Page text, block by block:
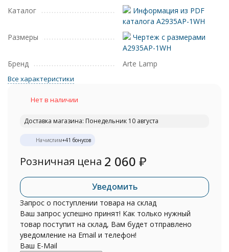
Каталог
Информация из PDF
каталога A2935AP-1WH
Размеры
Чертеж с размерами
A2935AP-1WH
Бренд
Arte Lamp
Все характеристики
Нет в наличии
Доставка магазина: Понедельник 10 августа
Начислим+41 бонусов
Розничная цена 2 060 ₽
Уведомить
Запрос о поступлении товара на склад
Ваш запрос успешно принят! Как только нужный
товар поступит на склад, Вам будет отправлено
уведомление на Email и телефон!
Ваш E-Mail